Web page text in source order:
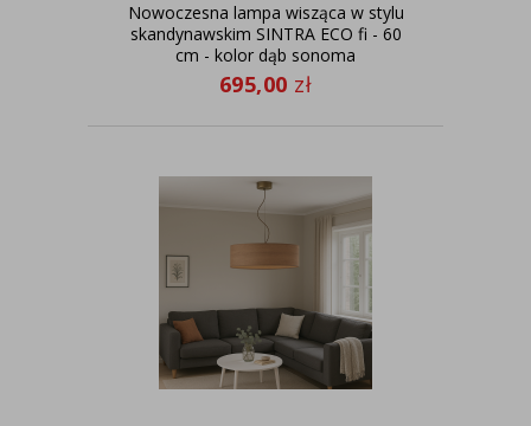
Nowoczesna lampa wisząca w stylu
skandynawskim SINTRA ECO fi - 60
cm - kolor dąb sonoma
695,00 zł